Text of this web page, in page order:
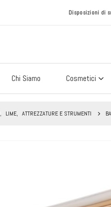
Disposizioni di
Chi Siamo Cosmetici
, LIME, ATTREZZATURE E STRUMENTI